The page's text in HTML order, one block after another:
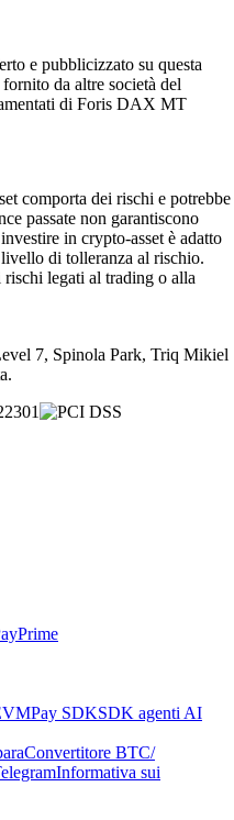
e pubblicizzato su questa
fornito da altre società del
di Foris DAX MT
comporta dei rischi e potrebbe
passate non garantiscono
in crypto-asset è adatto
di tolleranza al rischio.
legati al trading o alla
7, Spinola Park, Triq Mikiel
Prime
Pay SDKSDK agenti AI
Convertitore BTC/
Informativa sui